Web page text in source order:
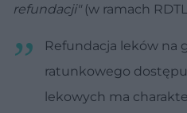
refundacji"(w ramach
Refundacja leków na
ratunkowego
lekowych ma